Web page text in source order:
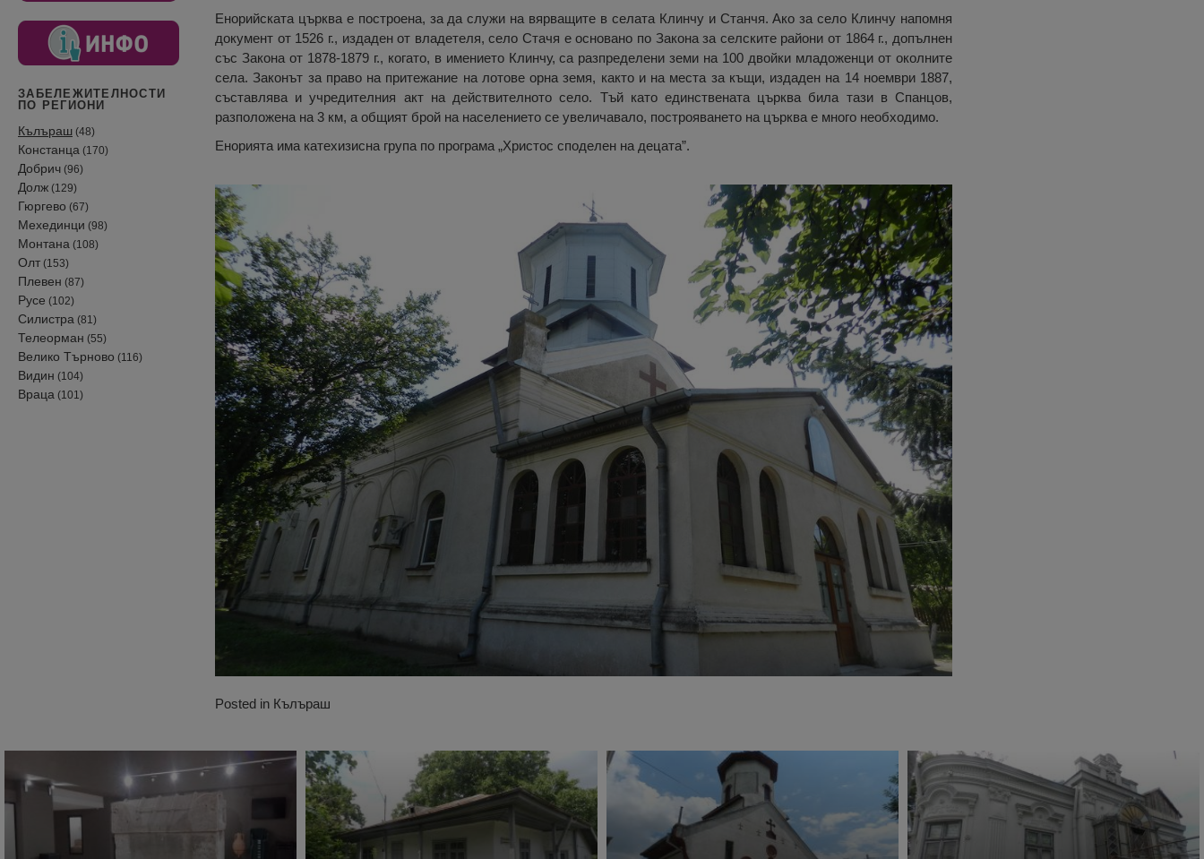
ЗАБЕЛЕЖИТЕЛНОСТИ
ПО РЕГИОНИ
Кълъраш (48)
Констанца (170)
Добрич (96)
Долж (129)
Гюргево (67)
Мехединци (98)
Монтана (108)
Олт (153)
Плевен (87)
Русе (102)
Силистра (81)
Телеорман (55)
Велико Търново (116)
Видин (104)
Враца (101)
Енорийската църква е построена, за да служи на вярващите в селата Клинчу и Станчя. Ако за село Клинчу напомня
документ от 1526 г., издаден от владетеля, село Стачя е основано по Закона за селските райони от 1864 г., допълнен
със Закона от 1878-1879 г., когато, в имението Клинчу, са разпределени земи на 100 двойки младоженци от околните
села. Законът за право на притежание на лотове орна земя, както и на места за къщи, издаден на 14 ноември 1887,
съставлява и учредителния акт на действителното село. Тъй като единствената църква била тази в Спанцов,
разположена на 3 км, а общият брой на населението се увеличавало, построяването на църква е много необходимо.
Енорията има катехизисна група по програма „Христос споделен на децата”.
Posted in Кълъраш